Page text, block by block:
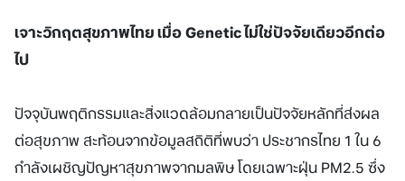
เจาะวิกฤตสุขภาพไทย เมื่อGenetic ไม่ใช่ปัจจัยเดียวอีกต่อ
ไป
ปัจจุบันพฤติกรรมและสิ่งแวดล้อมกลายเป็นปัจจัยหลักที่ส่งผล
ต่อสุขภาพ สะท้อนจากข้อมูลสถิติที่พบว่า ประชากรไทย 1 ใน 6
กำลังเผชิญปัญหาสุขภาพจากมลพิษ โดยเฉพาะฝุ่น PM2.5 ซึ่ง